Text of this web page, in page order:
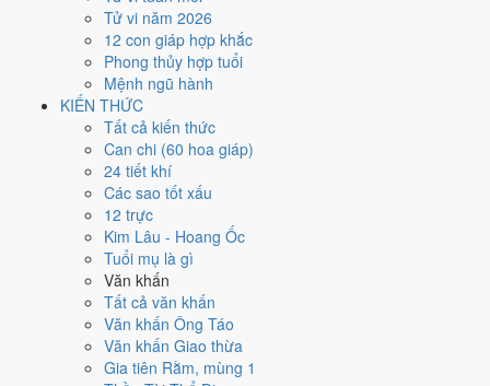
Tử vi năm 2026
12 con giáp hợp khắc
Phong thủy hợp tuổi
Mệnh ngũ hành
KIẾN THỨC
Tất cả kiến thức
Can chi (60 hoa giáp)
24 tiết khí
Các sao tốt xấu
12 trực
Kim Lâu - Hoang Ốc
Tuổi mụ là gì
Văn khấn
Tất cả văn khấn
Văn khấn Ông Táo
Văn khấn Giao thừa
Gia tiên Rằm, mùng 1
Bạch Hổ hắc đạo. Điểm trung bình 7 việc chính chỉ
Ngày Hung, cần thận trọng với các quyết định lớn khó đảo
Thân, Thìn, Sửuhợp ngày; tuổi
Ngày 10/11/2026 tốt hay xấu cho
việc gì?
Ngày 10/11/2026 đạt3.9/10
Giải trừ - tẩy uế (8/10) , thấp nhất là
. Trực Trừ (ngày trừ bỏ điều cũ, đón điều mới) nhưng gặp Sao
Bạch Hổ hắc đạo nên điểm từng việc chênh nhau như bảng dưới.
Cưới hỏi - đính hôn
Trung bình
Cưới hỏi - đính hôn hôm nay ở
Hắc Đạogây bất lợi.